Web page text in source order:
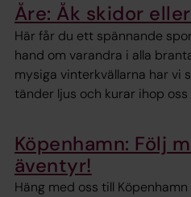
Åre: Åk skidor
Här får du ett spännande
hand om varandra i alla
mysiga vinterkvällarna har vi
tänder ljus och kurar ihop
Köpenhamn: Följ
äventyr!
Häng med oss till